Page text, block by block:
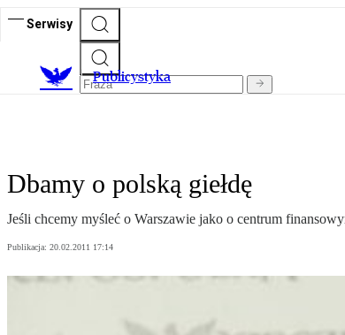
Serwisy
Publicystyka
Dbamy o polską giełdę
Jeśli chcemy myśleć o Warszawie jako o centrum
Publikacja: 20.02.2011 17:14